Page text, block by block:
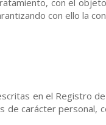
con el
con ello la
en el Registro
carácter personal,